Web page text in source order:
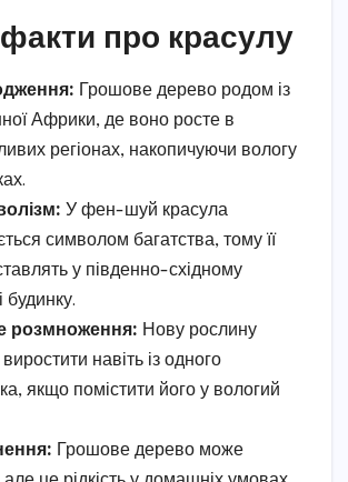
факти про красулу
Грошове дерево родом із
Африки, де воно росте в
регіонах, накопичуючи вологу
У фен-шуй красула
символом багатства, тому її
у південно-східному
будинку.
розмноження: Нову рослину
навіть із одного
якщо помістити його у вологий
Грошове дерево може